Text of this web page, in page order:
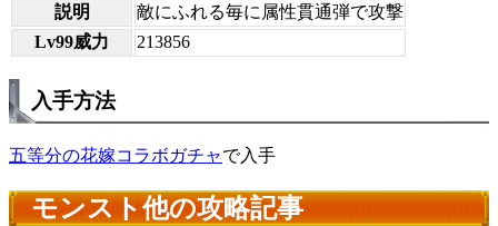
説明
敵にふれる毎に属性貫通弾で攻撃
Lv99威力
213856
入手方法
五等分の花嫁コラボガチャで入手
モンスト他の攻略記事